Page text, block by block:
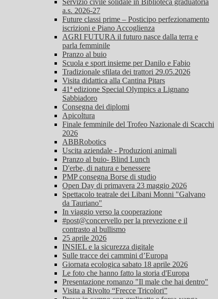
Servizio civile solidale in Biblioteca graduatoria
a.s. 2026-27
Future classi prime – Posticipo perfezionamento
iscrizioni e Piano Accoglienza
AGRI FUTURA il futuro nasce dalla terra e
parla femminile
Pranzo al buio
Scuola e sport insieme per Danilo e Fabio
Tradizionale sfilata dei trattori 29.05.2026
Visita didattica alla Cantina Pitars
41ª edizione Special Olympics a Lignano
Sabbiadoro
Consegna dei diplomi
Apicoltura
Finale femminile del Trofeo Nazionale di Scacchi
2026
ABBRobotics
Uscita aziendale - Produzioni animali
Pranzo al buio- Blind Lunch
D'erbe, di natura e benessere
PMP consegna Borse di studio
Open Day di primavera 23 maggio 2026
Spettacolo teatrale dei Libani Monni "Galvano
da Tauriano"
In viaggio verso la cooperazione
#post@concervello per la prevezione e il
contrasto al bullismo
25 aprile 2026
INSIEL e la sicurezza digitale
Sulle tracce dei cammini d’Europa
Giornata ecologica sabato 18 aprile 2026
Le foto che hanno fatto la storia d'Europa
Presentazione romanzo "Il male che hai dentro"
Visita a Rivolto “Frecce Tricolori”